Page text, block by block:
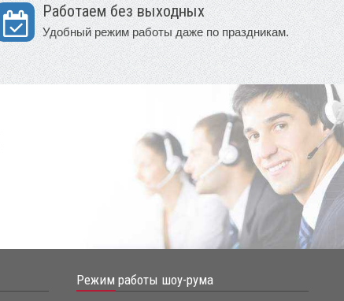
Работаем без выходных
Удобный режим работы даже по праздникам.
Режим работы шоу-рума